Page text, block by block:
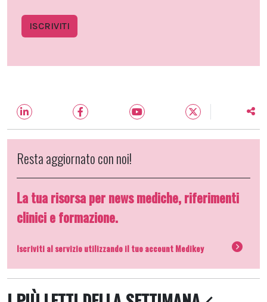
ISCRIVITI
Resta aggiornato con noi!
La tua risorsa per news mediche, riferimenti
clinici e formazione.
Iscriviti al servizio utilizzando il tuo account Medikey